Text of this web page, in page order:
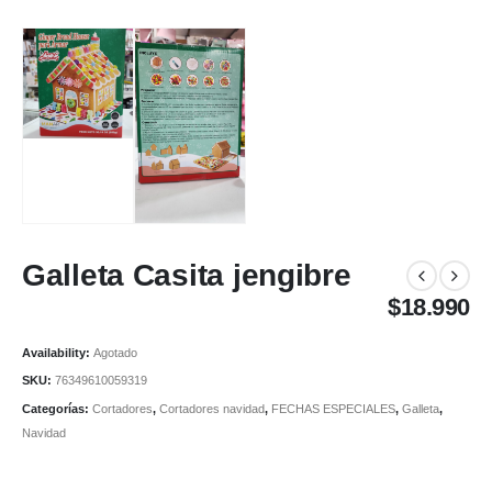
Galleta Casita jengibre
$18.990
Availability: Agotado
SKU: 76349610059319
Categorías: Cortadores, Cortadores navidad, FECHAS ESPECIALES, Galleta,
Navidad